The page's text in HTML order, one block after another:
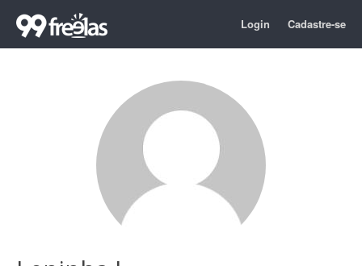
Login Cadastre-se